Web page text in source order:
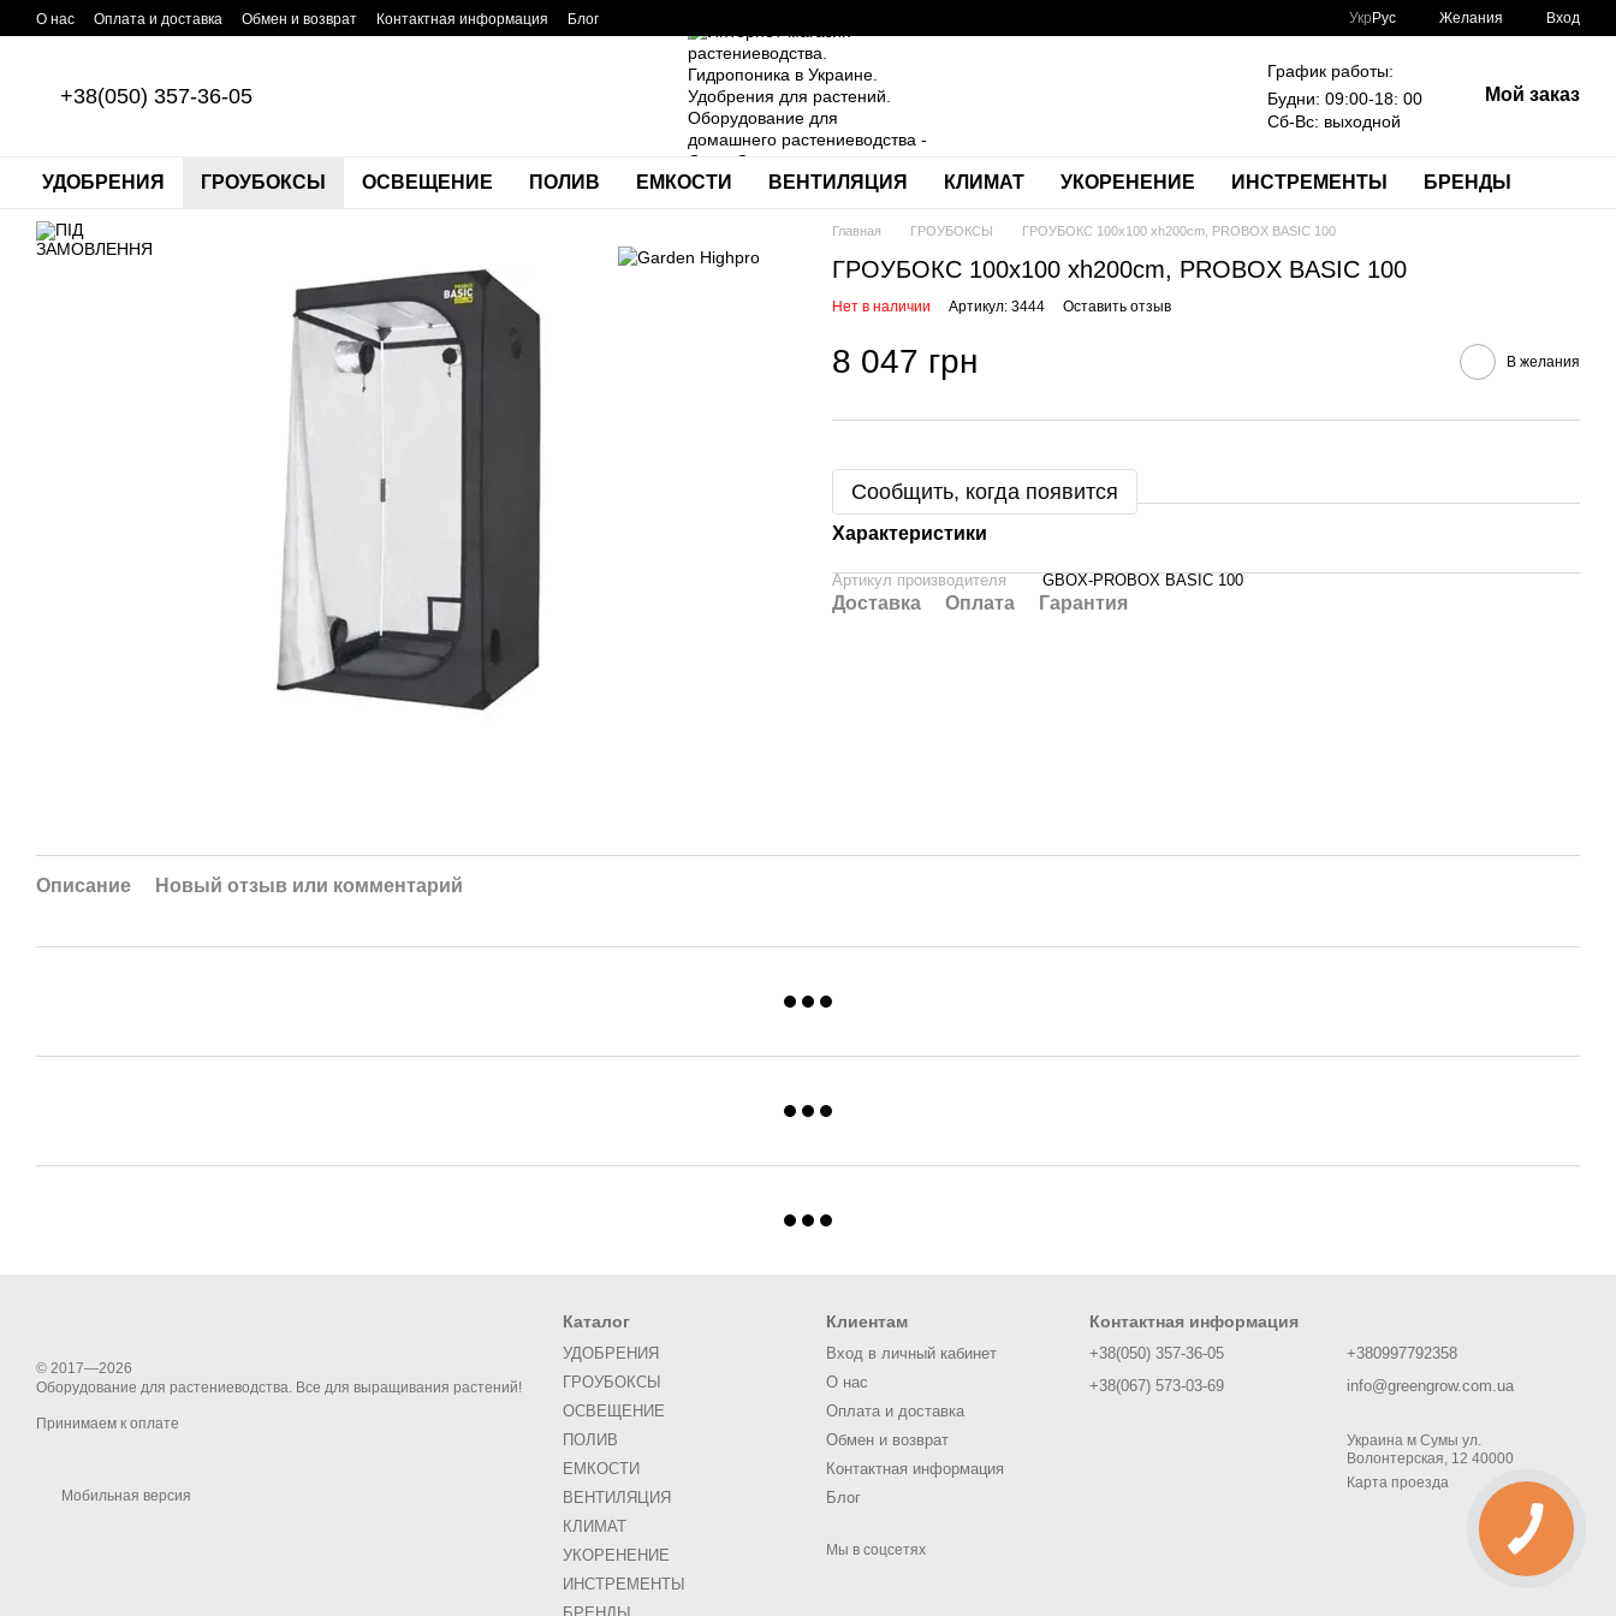
Перейти к основному контенту
О нас Оплата и доставка Обмен и возврат Контактная информация Блог Укр Рус Желания Вход
+38(050) 357-36-05
График работы:
Будни: 09:00-18: 00
Сб-Вс: выходной
Мой заказ
УДОБРЕНИЯ ГРОУБОКСЫ ОСВЕЩЕНИЕ ПОЛИВ ЕМКОСТИ ВЕНТИЛЯЦИЯ КЛИМАТ УКОРЕНЕНИЕ ИНСТРЕМЕНТЫ БРЕНДЫ
Главная ГРОУБОКСЫ ГРОУБОКС 100x100 xh200cm, PROBOX BASIC 100
ГРОУБОКС 100x100 xh200cm, PROBOX BASIC 100
Нет в наличии Артикул: 3444 Оставить отзыв
8 047 грн В желания
Сообщить, когда появится
Характеристики
Артикул производителя GBOX-PROBOX BASIC 100
Доставка Оплата Гарантия
Описание Новый отзыв или комментарий
© 2017—2026
Оборудование для растениеводства. Все для выращивания растений!
Принимаем к оплате
Мобильная версия
Каталог
УДОБРЕНИЯ
ГРОУБОКСЫ
ОСВЕЩЕНИЕ
ПОЛИВ
ЕМКОСТИ
ВЕНТИЛЯЦИЯ
КЛИМАТ
УКОРЕНЕНИЕ
ИНСТРЕМЕНТЫ
Клиентам
Вход в личный кабинет
О нас
Оплата и доставка
Обмен и возврат
Контактная информация
Блог
Мы в соцсетях
Контактная информация
+38(050) 357-36-05
+38(067) 573-03-69
+380997792358
info@greengrow.com.ua
Украина м Сумы ул.
Волонтерская, 12 40000
Карта проезда